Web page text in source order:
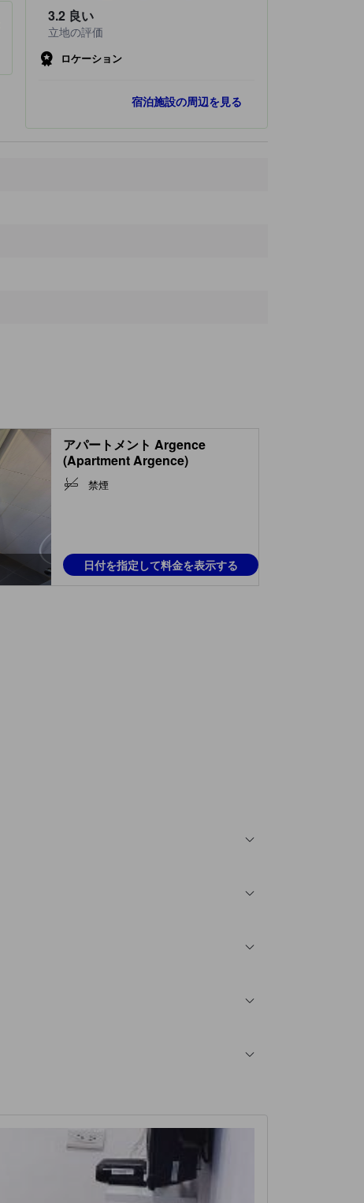
3.2 良い
立地の評価
ロケーション
宿泊施設の周辺を見る
アパートメント Argence
(Apartment Argence)
禁煙
日付を指定して料金を表示する